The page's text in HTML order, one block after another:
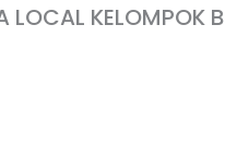
LOCAL KELOMPOK B